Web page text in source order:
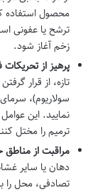
محصول استفاده
ترشح یا عفونی
زخم آغاز شود.
پرهیز از
تازه، از قرار
سولاریوم)،
نمایید. این
ترمیم را مختل
مراقبت از
دهان یا سایر
تصادفی، محل را